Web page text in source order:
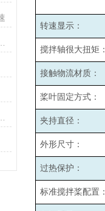
转速显示：
搅拌轴很大扭矩：
接触物流材质：
桨叶固定方式：
夹持直径：
外形尺寸：
过热保护：
标准搅拌桨配置：